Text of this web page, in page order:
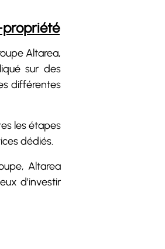
propriété
Altarea,
sur des
différentes
les étapes
dédiés.
Altarea
d’investir